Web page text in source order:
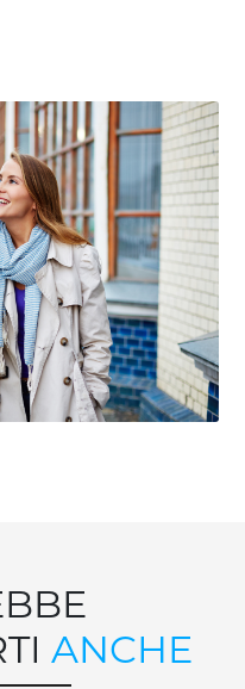
ANCHE